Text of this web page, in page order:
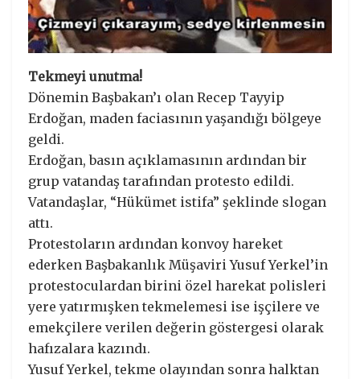
Tekmeyi unutma!
Dönemin Başbakan’ı olan Recep Tayyip
Erdoğan, maden faciasının yaşandığı bölgeye
geldi.
Erdoğan, basın açıklamasının ardından bir
grup vatandaş tarafından protesto edildi.
Vatandaşlar, “Hükümet istifa” şeklinde slogan
attı.
Protestoların ardından konvoy hareket
ederken Başbakanlık Müşaviri Yusuf Yerkel’in
protestoculardan birini özel harekat polisleri
yere yatırmışken tekmelemesi ise işçilere ve
emekçilere verilen değerin göstergesi olarak
hafızalara kazındı.
Yusuf Yerkel, tekme olayından sonra halktan